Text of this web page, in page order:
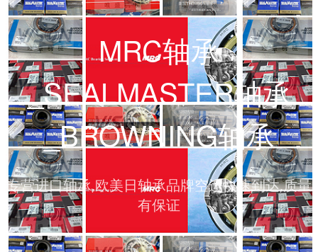
MRC轴承
_SEALMASTER轴承
_BROWNING轴承
专营进口轴承,欧美日轴承品牌空运快速到达,质量
有保证